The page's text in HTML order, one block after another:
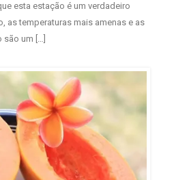
esta estação é um verdadeiro
as temperaturas mais amenas e as
um […]